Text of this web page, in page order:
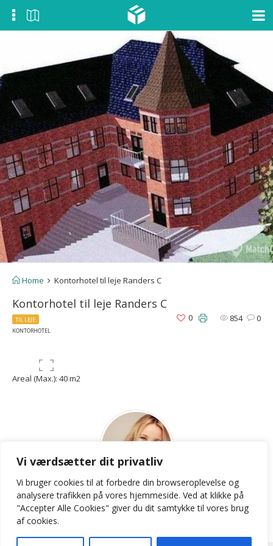
Vi værdsætter dit privatliv
Vi bruger cookies til at forbedre din browseroplevelse og
analysere trafikken på vores hjemmeside. Ved at klikke på
"Accepter Alle Cookies" giver du dit samtykke til vores brug
af cookies.
Home Kontorhotel til leje Randers C
Kontorhotel til leje Randers C
TIL LEJE
KONTORHOTEL
854 0
0
Areal (Max.): 40 m2
LKB
Contact Agent